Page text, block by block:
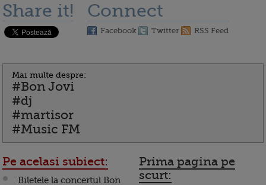
Share it! Connect
Facebook Twitter RSS Feed
Mai multe despre:
#Bon Jovi
#dj
#martisor
#Music FM
Pe acelasi subiect:
Biletele la concertul Bon
Prima pagina pe
scurt: